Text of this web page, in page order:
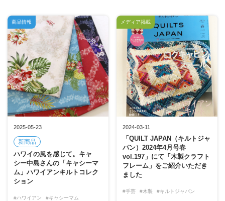
2025-05-23
新商品
ハワイの風を感じて。キャ
シー中島さんの「キャシーマ
ム」ハワイアンキルトコレク
ション
#ハワイアン
#キャシーマム
商品情報
2024-03-11
「QUILT JAPAN（キルトジャ
パン）2024年4月号春
vol.197」にて「木製クラフト
フレーム」をご紹介いただき
ました
#手芸 #木製 #キルトジャパン
メディア掲載